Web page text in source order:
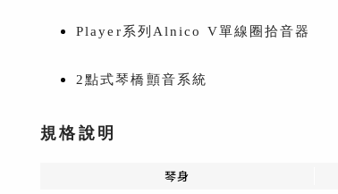
Player系列Alnico V單線圈拾音器
2點式琴橋顫音系統
規格說明
琴身